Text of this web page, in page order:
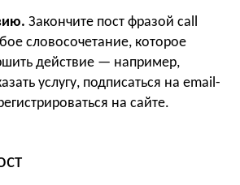
Закончите пост фразой call
словосочетание, которое
действие — например,
услугу, подписаться на email-
на сайте.